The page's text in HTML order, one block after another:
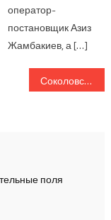
оператор-
постановщик Азиз
Жамбакиев, а […]
Соколовские бани «Сказки»: Grand Opening в Алматы
поля